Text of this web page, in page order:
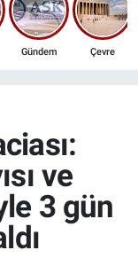
Gündem Çevre
ve
3 gün